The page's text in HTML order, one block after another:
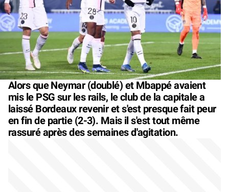
Alors que Neymar (doublé) et Mbappé avaient
mis le PSG sur les rails, le club de la capitale a
laissé Bordeaux revenir et s'est presque fait peur
en fin de partie (2-3). Mais il s'est tout même
rassuré après des semaines d'agitation.